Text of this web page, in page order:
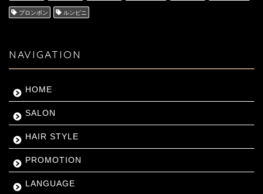
プロンポン ルンピニ
NAVIGATION
HOME
SALON
HAIR STYLE
PROMOTION
LANGUAGE